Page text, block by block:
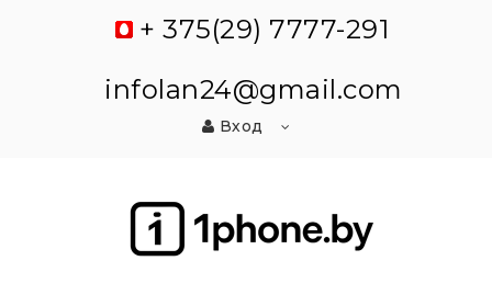
+ 375(29) 7777-291
infolan24@gmail.com
Вход